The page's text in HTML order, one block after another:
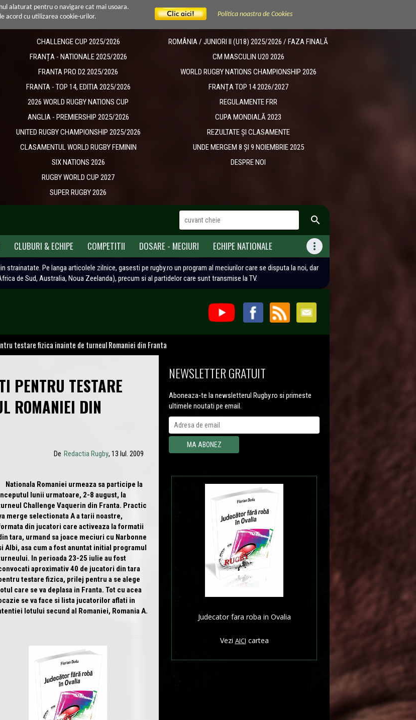
Politica noastra de Cookies
alaturat pentru o navigare cat mai usoara.
acord cu utilizarea cookie-urilor.
CHALLENGE CUP 2025/2026
​FRANȚA - NATIONALE 2025/2026
FRANTA PRO D2 2025/2026
FRANTA - TOP 14, EDITIA 2025/2026
2026 WORLD RUGBY NATIONS CUP
ANGLIA - PREMIERSHIP 2025/2026
UNITED RUGBY CHAMPIONSHIP 2025/2026
CLASAMENTUL WORLD RUGBY FEMININ
SIX NATIONS 2026
RUGBY WORLD CUP 2027
SUPER RUGBY 2026
ROMÂNIA / JUNIORI II (U18) 2025/2026 / FAZA FINALĂ
CM MASCULIN U20 2026
WORLD RUGBY NATIONS CHAMPIONSHIP 2026
FRANȚA TOP 14 2026/2027
REGULAMENTE FRR
CUPA MONDIALĂ 2023
REZULTATE ȘI CLASAMENTE
UNDE MERGEM 8 ȘI 9 NOIEMBRIE 2025
DESPRE NOI

CLUBURI & ECHIPE COMPETITII DOSARE - MECIURI ECHIPE NATIONALE 
strainatate. Pe langa articolele zilnice, gasesti pe rugby.ro un program al meciurilor care se disputa la noi, dar
de Sud, Australia, Noua Zeelanda), precum si al partidelor care sunt transmise la TV.
testare fizica inainte de turneul Romaniei din Franta
PENTRU TESTARE
ROMANIEI DIN
De Redactia Rugby, 13 Iul. 2009
Nationala Romaniei urmeaza sa participe la
lunii urmatoare, 2-8 august, la
Challenge Vaquerin din Franta. Practic
merge selectionata A a tarii noastre,
din jucatori care activeaza la formatii
tara, urmand sa joace meciuri cu Narbonne
Albi, asa cum a fost anuntat initial programul
In perioada 23-25 iulie au fost
aproximativ 40 de jucatori din tara
testare fizica, prilej pentru a se alege
care se va deplasa in Franta. Tot cu acea
se va face si lista jucatorilor aflati in
lotului secund al Romaniei, Romania A.
NEWSLETTER GRATUIT
Aboneaza-te la newsletterul Rugby.ro si primeste
ultimele noutati pe email.
Judecator fara roba in Ovalia
Vezi AICI cartea